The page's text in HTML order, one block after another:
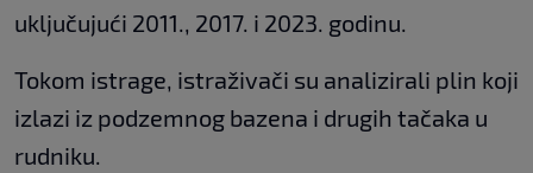
uključujući 2011., 2017. i 2023. godinu.
Tokom istrage, istraživači su analizirali plin koji
izlazi iz podzemnog bazena i drugih tačaka u
rudniku.